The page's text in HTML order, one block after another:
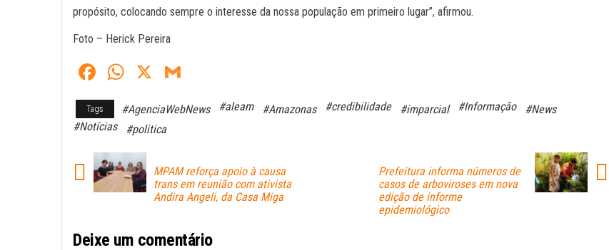
propósito, colocando sempre o interesse da nossa população em primeiro lugar”, afirmou.
Foto – Herick Pereira
Fa
ce
bo
ok
W
ts
A
pp
X
ail
Tags #AgenciaWebNews #aleam #Amazonas #credibilidade #imparcial #Informação
#News
#Notícias
#politica
MPAM reforça apoio à causa
trans em reunião com ativista
Andira Angeli, da Casa Miga
Prefeitura informa números de
casos de arboviroses em nova
edição de informe
epidemiológico
Deixe um comentário